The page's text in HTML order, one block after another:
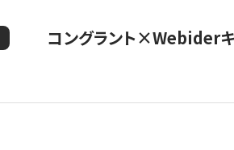
コングラント×Webider